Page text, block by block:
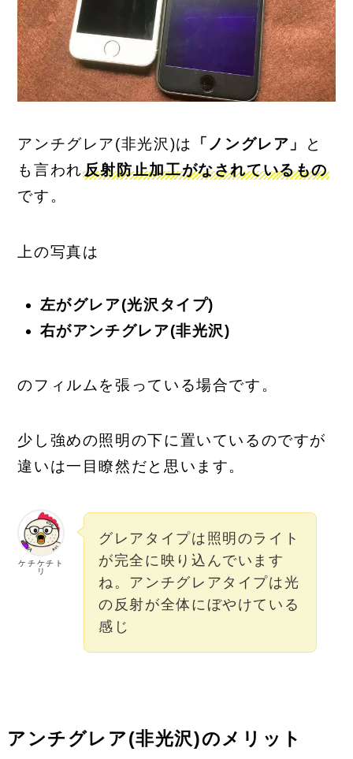
アンチグレア(非光沢)は 「ノングレア」
と
も言われ反射防止加工がなされているもの
です。
上の写真は
左がグレア(光沢タイプ)
右がアンチグレア(非光沢)
のフィルムを張っている場合です。
少し強めの照明の下に置いているのですが
違いは一目瞭然だと思います。
ケチケチト
リ
グレアタイプは照明のライト
が完全に映り込んでいます
ね。アンチグレアタイプは光
の反射が全体にぼやけている
感じ
アンチグレア(非光沢)のメリット